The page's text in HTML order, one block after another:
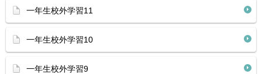
一年生校外学習11
一年生校外学習10
一年生校外学習9